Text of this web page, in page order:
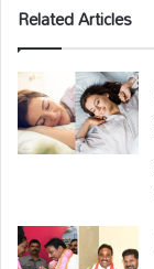
Related Articles